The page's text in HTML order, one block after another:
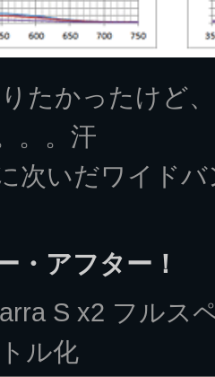
たかったけど
。。汗
次いだワイド
・アフター！
S x2 フルス
ル化